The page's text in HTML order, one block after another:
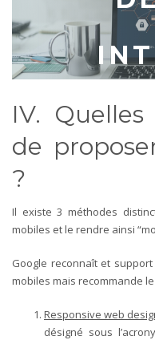
IV.
de
?
Il existe 3 méthodes
mobiles et le rendre ainsi
Google reconnaît et
mobiles mais recommande
Responsive web
désigné sous